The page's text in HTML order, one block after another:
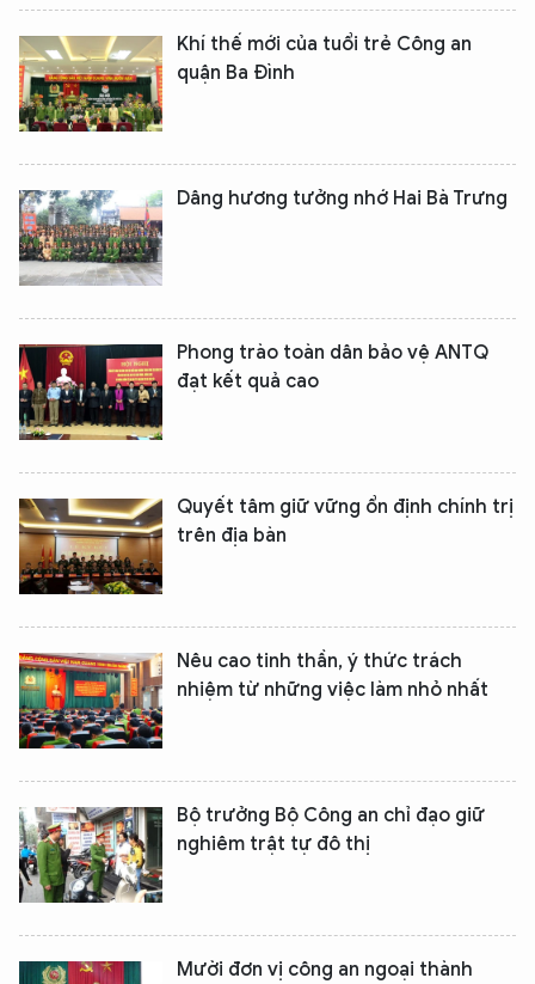
Khí thế mới của tuổi trẻ Công an
quận Ba Đình
Dâng hương tưởng nhớ Hai Bà Trưng
Phong trào toàn dân bảo vệ ANTQ
đạt kết quả cao
Quyết tâm giữ vững ổn định chính trị
trên địa bàn
Nêu cao tinh thần, ý thức trách
nhiệm từ những việc làm nhỏ nhất
Bộ trưởng Bộ Công an chỉ đạo giữ
nghiêm trật tự đô thị
Mười đơn vị công an ngoại thành